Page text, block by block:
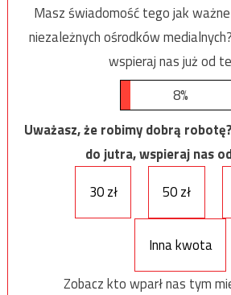
Masz świadomość tego jak
niezależnych ośrodków
wspieraj nas już od
8%
Uważasz, że robimy dobrą
do jutra, wspieraj nas
30 zł
50 zł
Inna kwota
Zobacz kto wparł nas tym